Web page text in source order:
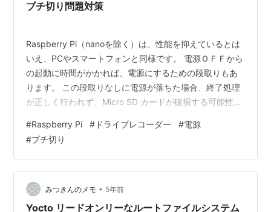
ブチ切り問題対策
Raspberry Pi（nanoを除く）は、性能を抑えているとは
いえ、PCやスマートフォンと同様です。 電源ＯＦＦから
の起動に時間がかかれば、電源にするための段取りもあ
ります。 この段取りなしに電源が落ちた場合、終了処理
が正しく行われず、Micro SD カードが破損する可能性が
グニッション）OFFで、シガーソケットの電源も「バン
ッ」と落ちるので、ちょっと都合がよくありません。
UPSキットのようなものもありますが（USB供給の電源
が落ちたら、シャットダウンシーケンスを実行する）よ
うな便利なものもあります。 Raspberry Pi用DFR…
#Raspberry Pi # ドライブレコーダー #電源
#ブチ切り
みつきんのメモ • 5年前
Yocto リードオンリーなルートファイルシステム